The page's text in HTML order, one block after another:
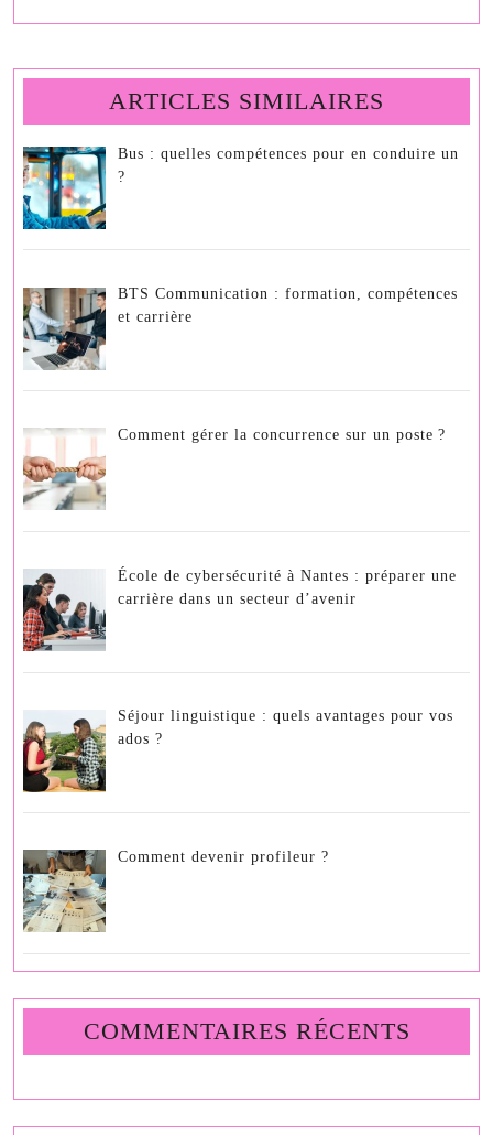
appel
un
cabinet
d’expertise
ARTICLES SIMILAIRES
Bus : quelles compétences pour en conduire un
?
BTS Communication : formation, compétences
et carrière
Comment gérer la concurrence sur un poste ?
École de cybersécurité à Nantes : préparer une
carrière dans un secteur d’avenir
Séjour linguistique : quels avantages pour vos
ados ?
Comment devenir profileur ?
COMMENTAIRES RÉCENTS